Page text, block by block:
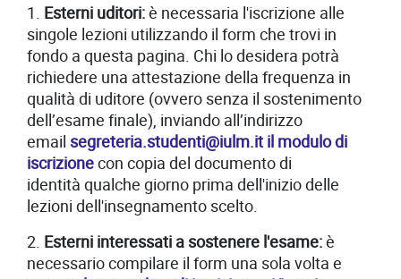
1. Esterni uditori:è necessaria l'iscrizione alle
singole lezioni utilizzando il form che trovi in
fondo a questa pagina. Chi lo desidera potrà
richiedere una attestazione della frequenza in
qualità di uditore (ovvero senza il sostenimento
dell’esame finale), inviando all’indirizzo
email segreteria.studenti@iulm.it il modulo di
iscrizionecon copia del documento di
identità qualche giorno prima dell'inizio delle
lezioni dell'insegnamento scelto.
2. Esterni interessati a sostenere l'esame:è
necessario compilare il form una sola volta e